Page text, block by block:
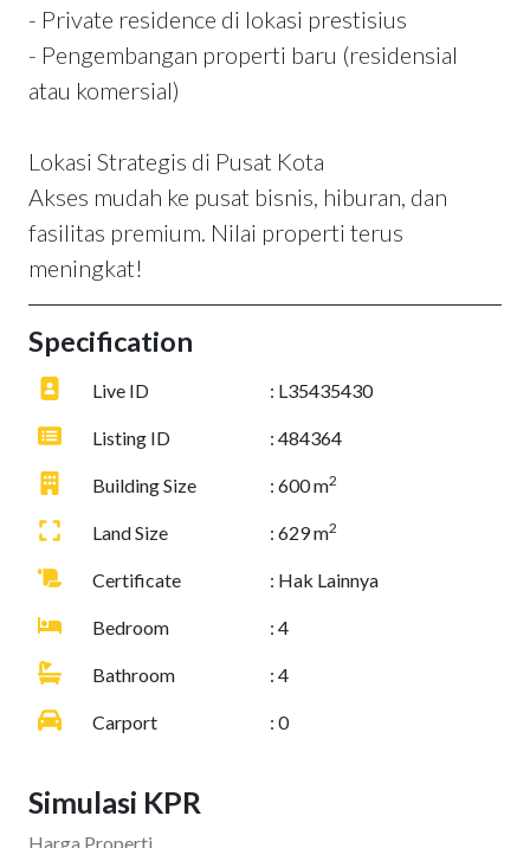
- Private residence di lokasi prestisius
- Pengembangan properti baru (residensial
atau komersial)
Lokasi Strategis di Pusat Kota
Akses mudah ke pusat bisnis, hiburan, dan
fasilitas premium. Nilai properti terus
meningkat!
Specification
Live ID : L35435430
Listing ID : 484364
Building Size : 600 m2
Land Size : 629 m2
Certificate : Hak Lainnya
Bedroom : 4
Bathroom : 4
Carport : 0
Simulasi KPR
Harga Properti